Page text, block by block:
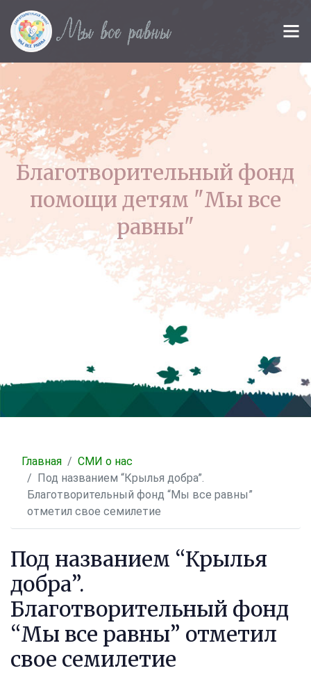
Благотворительный фонд
помощи детям "Мы все
равны"
Главная
СМИ о нас
Под названием “Крылья добра”.
Благотворительный фонд “Мы все равны”
отметил свое семилетие
Под названием “Крылья
добра”.
Благотворительный фонд
“Мы все равны” отметил
свое семилетие